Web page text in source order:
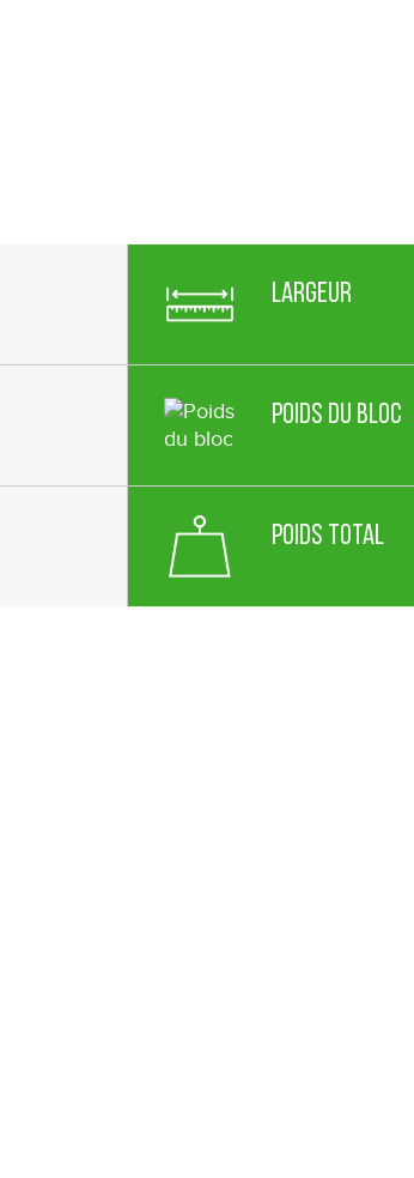
Largeur
Poids du bloc
Poids total